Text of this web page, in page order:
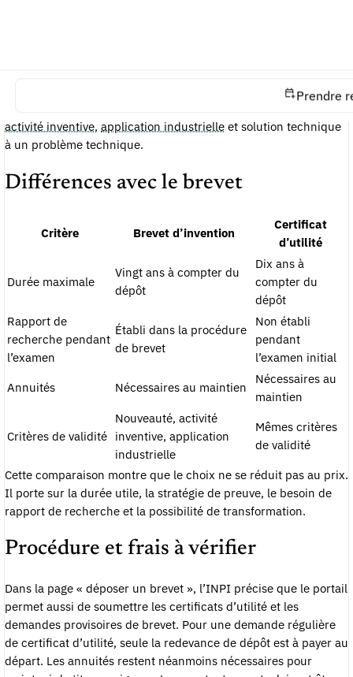
Prendre
rappelle que le certificat d’utilité répond aux mêmes critères de
activité inventive, application industrielle et solution technique
à un problème technique.
Différences avec le brevet
Critère Brevet d’invention
Certificat
d’utilité
Durée maximale
Vingt ans à compter du
dépôt
Dix ans à
compter du
dépôt
Rapport de
recherche pendant
l’examen
Établi dans la procédure
de brevet
Non établi
pendant
l’examen initial
Annuités
Nécessaires au maintien
Nécessaires au
maintien
Critères de validité
Nouveauté, activité
inventive, application
industrielle
Mêmes critères
de validité
Cette comparaison montre que le choix ne se réduit pas au prix.
Il porte sur la durée utile, la stratégie de preuve, le besoin de
rapport de recherche et la possibilité de transformation.
Procédure et frais à vérifier
Dans la page « déposer un brevet », l’INPI précise que le portail
permet aussi de soumettre les certificats d’utilité et les
demandes provisoires de brevet. Pour une demande régulière
de certificat d’utilité, seule la redevance de dépôt est à payer au
départ. Les annuités restent néanmoins nécessaires pour